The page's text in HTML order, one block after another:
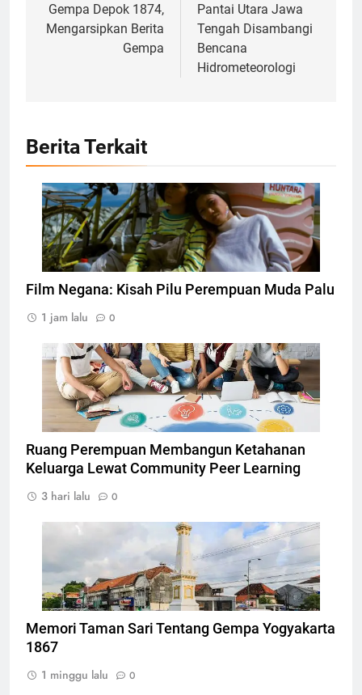
pos
Gempa Depok 1874,
Mengarsipkan Berita
Gempa
Pantai Utara Jawa
Tengah Disambangi
Bencana
Hidrometeorologi
Berita Terkait
Poster film negana, Foto: Dok. filmfreeway.com
Film Negana: Kisah Pilu Perempuan Muda Palu
1 jam lalu
0
Ilustrasi Community Peer Learning, Foto: Dok.
atomisystems.com
Ruang Perempuan Membangun Ketahanan
Keluarga Lewat Community Peer Learning
3 hari lalu
0
Tugu Yogyakarta, Foto: Photo by CEphoto, Uwe
Aranas
Memori Taman Sari Tentang Gempa Yogyakarta
1867
1 minggu lalu
0